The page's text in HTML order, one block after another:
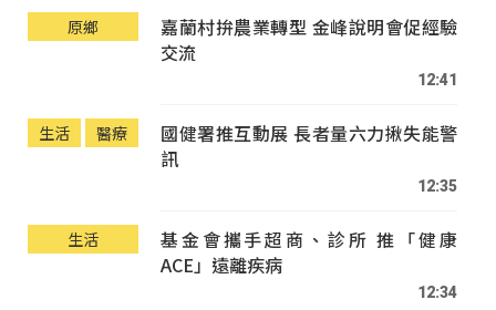
原鄉
嘉蘭村拚農業轉型 金峰說明會促經驗
交流
12:41
生活 醫療
國健署推互動展 長者量六力揪失能警
訊
12:35
生活
基金會攜手超商、診所 推「健康
ACE」遠離疾病
12:34